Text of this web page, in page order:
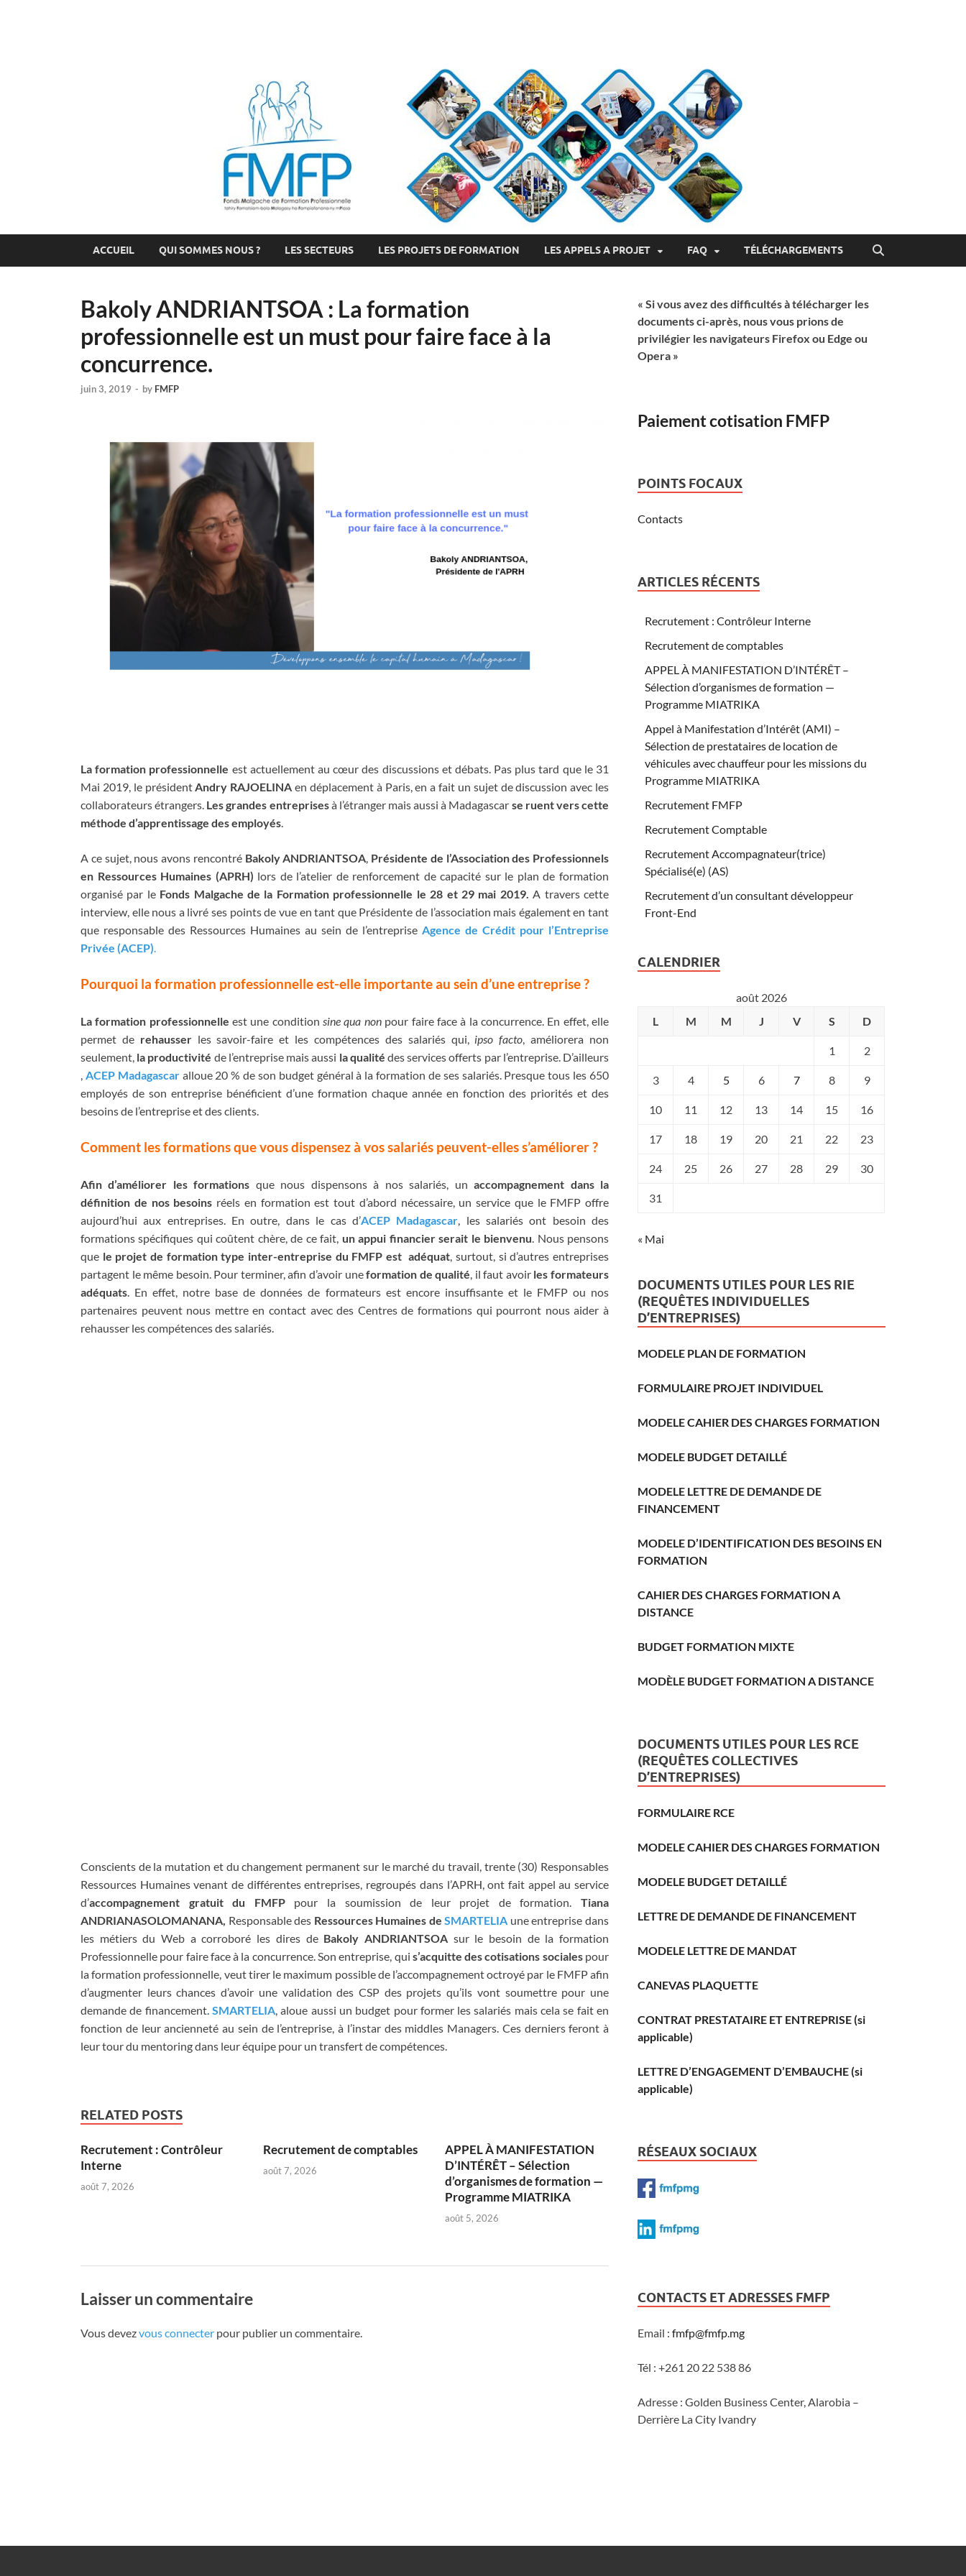
ACCUEIL QUI SOMMES NOUS ? LES SECTEURS LES PROJETS DE FORMATION LES APPELS A PROJET FAQ TÉLÉCHARGEMENTS
Bakoly ANDRIANTSOA : La formation
professionnelle est un must pour faire face à la
concurrence.
juin 3, 2019 - by FMFP
La formation professionnelle est actuellement au cœur des discussions et débats. Pas plus tard que le 31
Mai 2019, le présidentAndry RAJOELINA en déplacement à Paris, en a fait un sujet de discussion avec les
collaborateurs étrangers. Les grandes entreprisesà l’étranger mais aussi à Madagascar se ruent vers cette
méthode d’apprentissage des employés.
A ce sujet, nous avons rencontréBakoly ANDRIANTSOA, Présidente de l’Association des Professionnels
en Ressources Humaines (APRH) lors de l’atelier de renforcement de capacité sur le plan de formation
organisé par le Fonds Malgache de la Formation professionnelle le 28 et 29 mai 2019. A travers cette
interview, elle nous a livré ses points de vue en tant que Présidente de l’association mais également en tant
que responsable des Ressources Humaines au sein de l’entreprise Agence de Crédit pour l’Entreprise
Privée (ACEP).
Pourquoi la formation professionnelle est-elle importante au sein d’une entreprise ?
La formation professionnelle est une conditionsine qua nonpour faire face à la concurrence. En effet, elle
permet de rehausserles savoir-faire et les compétences des salariés qui,ipso facto, améliorera non
seulement, la productivité de l’entreprise mais aussi la qualité des services offerts par l’entreprise. D’ailleurs
, ACEP Madagascaralloue 20 % de son budget général à la formation de ses salariés. Presque tous les 650
employés de son entreprise bénéficient d’une formation chaque année en fonction des priorités et des
besoins de l’entreprise et des clients.
Comment les formations que vous dispensez à vos salariés peuvent-elles s’améliorer ?
Afin d’améliorer les formations que nous dispensons à nos salariés, unaccompagnement dans la
définition de nos besoins réels en formation est tout d’abord nécessaire, un service que le FMFP offre
aujourd’hui aux entreprises. En outre, dans le cas d’ACEP Madagascar, les salariés ont besoin des
formations spécifiques qui coûtent chère, de ce fait, un appui financier serait le bienvenu. Nous pensons
que le projet de formation type inter-entreprise du FMFP est adéquat, surtout, si d’autres entreprises
partagent le même besoin. Pour terminer, afin d’avoir uneformation de qualité, il faut avoir les formateurs
adéquats. En effet, notre base de données de formateurs est encore insuffisante et le FMFP ou nos
partenaires peuvent nous mettre en contact avec des Centres de formations qui pourront nous aider à
rehausser les compétences des salariés.
Conscients de la mutation et du changement permanent sur le marché du travail, trente (30) Responsables
Ressources Humaines venant de différentes entreprises, regroupés dans l’APRH, ont fait appel au service
d’accompagnement gratuit du FMFPpour la soumission de leur projet de formation. Tiana
ANDRIANASOLOMANANA, Responsable des Ressources Humaines deSMARTELIA une entreprise dans
les métiers du Web a corroboré les dires de Bakoly ANDRIANTSOAsur le besoin de la formation
Professionnelle pour faire face à la concurrence. Son entreprise, qui s’acquitte des cotisations socialespour
la formation professionnelle, veut tirer le maximum possible de l’accompagnement octroyé par le FMFP afin
d’augmenter leurs chances d’avoir une validation des CSP des projets qu’ils vont soumettre pour une
demande de financement. SMARTELIA, aloue aussi un budget pour former les salariés mais cela se fait en
fonction de leur ancienneté au sein de l’entreprise, à l’instar des middles Managers. Ces derniers feront à
leur tour du mentoring dans leur équipe pour un transfert de compétences.
RELATED POSTS
Recrutement : Contrôleur
Interne
août 7, 2026
Recrutement de comptables
août 7, 2026
APPEL À MANIFESTATION
D’INTÉRÊT – Sélection
d’organismes de formation —
Programme MIATRIKA
août 5, 2026
Laisser un commentaire
Vous devezvous connecter pour publier un commentaire.
« Si vous avez des difficultés à télécharger les
documents ci-après, nous vous prions de
privilégier les navigateurs Firefox ou Edge ou
Opera »
Paiement cotisation FMFP
POINTS FOCAUX
Contacts
ARTICLES RÉCENTS
Recrutement : Contrôleur Interne
Recrutement de comptables
APPEL À MANIFESTATION D’INTÉRÊT –
Sélection d’organismes de formation —
Programme MIATRIKA
Appel à Manifestation d’Intérêt (AMI) –
Sélection de prestataires de location de
véhicules avec chauffeur pour les missions du
Programme MIATRIKA
Recrutement FMFP
Recrutement Comptable
Recrutement Accompagnateur(trice)
Spécialisé(e) (AS)
Recrutement d’un consultant développeur
Front-End
CALENDRIER
août 2026
L
M M J V S D
1 2
3 4 5 6 7 8 9
10 11 12 13 14 15 16
17 18 19 20 21 22 23
24 25 26 27 28 29 30
31
« Mai
DOCUMENTS UTILES POUR LES RIE
(REQUÊTES INDIVIDUELLES
D’ENTREPRISES)
MODELE PLAN DE FORMATION
FORMULAIRE PROJET INDIVIDUEL
MODELE CAHIER DES CHARGES FORMATION
MODELE BUDGET DETAILLÉ
MODELE LETTRE DE DEMANDE DE
FINANCEMENT
MODELE D’IDENTIFICATION DES BESOINS EN
FORMATION
CAHIER DES CHARGES FORMATION A
DISTANCE
BUDGET FORMATION MIXTE
MODÈLE BUDGET FORMATION A DISTANCE
DOCUMENTS UTILES POUR LES RCE
(REQUÊTES COLLECTIVES
D’ENTREPRISES)
FORMULAIRE RCE
MODELE CAHIER DES CHARGES FORMATION
MODELE BUDGET DETAILLÉ
LETTRE DE DEMANDE DE FINANCEMENT
MODELE LETTRE DE MANDAT
CANEVAS PLAQUETTE
CONTRAT PRESTATAIRE ET ENTREPRISE (si
applicable)
LETTRE D’ENGAGEMENT D’EMBAUCHE (si
applicable)
RÉSEAUX SOCIAUX
CONTACTS ET ADRESSES FMFP
Email :fmfp@fmfp.mg
Tél : +261 20 22 538 86
Adresse : Golden Business Center, Alarobia –
Derrière La City Ivandry